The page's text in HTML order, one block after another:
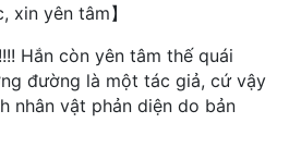
yên tâm】
Hắn còn yên tâm thế quái
đường là một tác giả, cứ vậy
nhân vật phản diện do bản